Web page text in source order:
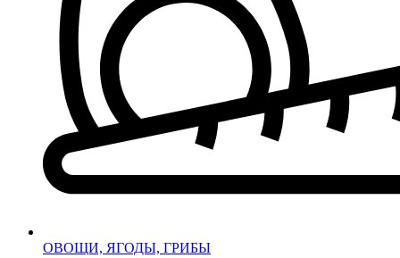
ОВОЩИ, ЯГОДЫ, ГРИБЫ